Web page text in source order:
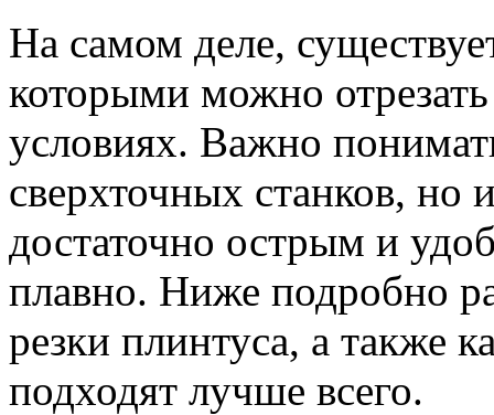
На самом деле,
которыми можно
условиях. Важно
сверхточных станков, но
достаточно острым и
плавно. Ниже подробно
резки плинтуса, а также
подходят лучше всего.